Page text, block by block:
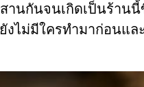
นกันจนเกิดเป็นร้าน
งไม่มีใครทำมาก่อนแ